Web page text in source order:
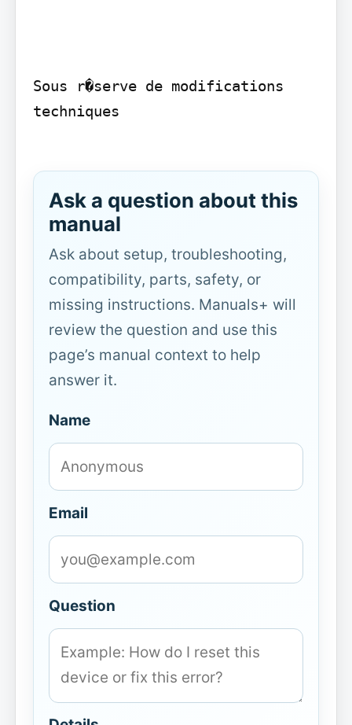
Sous r�serve de modifications
techniques
Ask a question about this
manual
Ask about setup, troubleshooting,
compatibility, parts, safety, or
missing instructions. Manuals+ will
review the question and use this
page’s manual context to help
answer it.
Name
Email
Question